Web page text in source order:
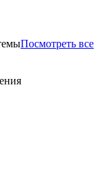
Посмотреть все